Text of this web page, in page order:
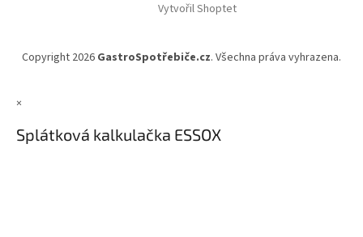
Vytvořil Shoptet
Copyright 2026 GastroSpotřebiče.cz. Všechna práva vyhrazena.
×
Splátková kalkulačka ESSOX